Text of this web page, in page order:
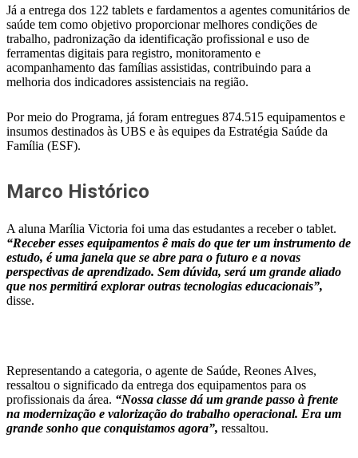
Já a entrega dos 122 tablets e fardamentos a agentes comunitários de
saúde tem como objetivo proporcionar melhores condições de
trabalho, padronização da identificação profissional e uso de
ferramentas digitais para registro, monitoramento e
acompanhamento das famílias assistidas, contribuindo para a
melhoria dos indicadores assistenciais na região.
Por meio do Programa, já foram entregues 874.515 equipamentos e
insumos destinados às UBS e às equipes da Estratégia Saúde da
Família (ESF).
Marco Histórico
A aluna Marília Victoria foi uma das estudantes a receber o tablet.
“Receber esses equipamentos ê mais do que ter um instrumento de
estudo, é uma janela que se abre para o futuro e a novas
perspectivas de aprendizado. Sem dúvida, será um grande aliado
que nos permitirá explorar outras tecnologias educacionais”,
disse.
Representando a categoria, o agente de Saúde, Reones Alves,
ressaltou o significado da entrega dos equipamentos para os
profissionais da área. “Nossa classe dá um grande passo à frente
na modernização e valorização do trabalho operacional. Era um
grande sonho que conquistamos agora”, ressaltou.